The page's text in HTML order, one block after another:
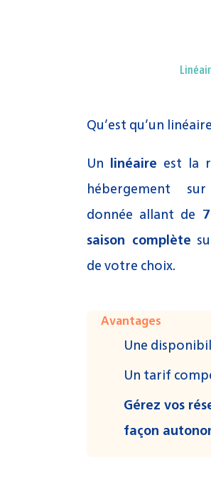
Qu’est qu’un
Un linéaire est la
hébergement
donnée allant de
saison complète
de votre choix.
Avantages
Une
Un tarif
Gérez vos
façon